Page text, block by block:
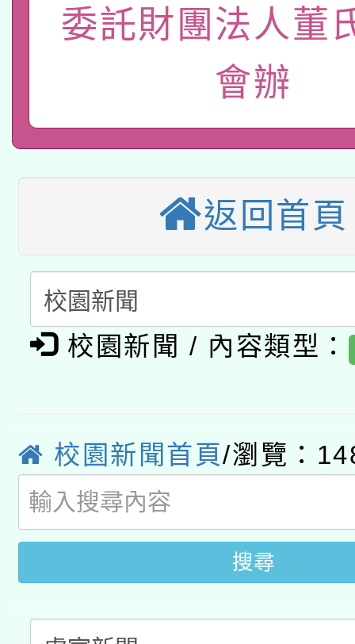
業技術研究院辦理「
用水績優單位及節水達
115年8月22日(星期六
桃園市孔廟祈福系列
開 智慧啟航」
2026年桃園地景藝術
本校115學年度第2次
招)
適應運動共學行動站研
本館辦理115年度閱讀
暨閱讀推動專業研習
科技賦能─人工智慧
礎課程
A3數位素養講師名單
「數位內容與教學軟體
pilot」
有關大陸委員會函釋公
轉知經濟部水利署委託
用水績優單位及節水達
動」
桃園市孔廟祈福系列
開 智慧啟航」
2026年桃園地景藝術
委託財團法人董
會辦
返回首頁
校園新聞 / 內容類型：
校園新聞首頁/瀏覽：
搜尋